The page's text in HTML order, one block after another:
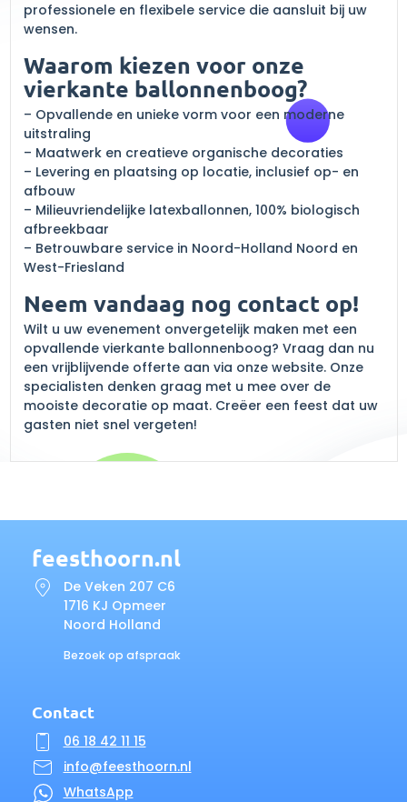
professionele en flexibele service die aansluit bij uw
wensen.
Waarom kiezen voor onze
vierkante ballonnenboog?
– Opvallende en unieke vorm voor een moderne
uitstraling
– Maatwerk en creatieve organische decoraties
– Levering en plaatsing op locatie, inclusief op- en
afbouw
– Milieuvriendelijke latexballonnen, 100% biologisch
afbreekbaar
– Betrouwbare service in Noord-Holland Noord en
West-Friesland
Neem vandaag nog contact op!
Wilt u uw evenement onvergetelijk maken met een
opvallende vierkante ballonnenboog? Vraag dan nu
een vrijblijvende offerte aan via onze website. Onze
specialisten denken graag met u mee over de
mooiste decoratie op maat. Creëer een feest dat uw
gasten niet snel vergeten!
feesthoorn.nl
De Veken 207 C6
1716 KJ Opmeer
Noord Holland
Bezoek op afspraak
Contact
06 18 42 11 15
info@feesthoorn.nl
WhatsApp